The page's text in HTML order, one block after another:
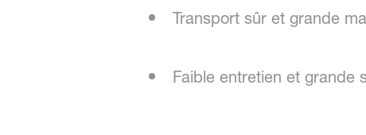
Transport sûr et grande
Faible entretien et grande